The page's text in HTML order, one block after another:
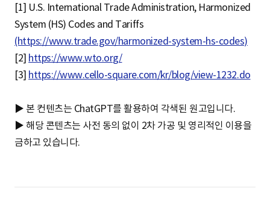
[1] U.S. International Trade Administration, Harmonized
System (HS) Codes and Tariffs
(https://www.trade.gov/harmonized-system-hs-codes)
[2] https://www.wto.org/
[3] https://www.cello-square.com/kr/blog/view-1232.do
▶ 본 컨텐츠는 ChatGPT를 활용하여 각색된 원고입니다.
▶ 해당 콘텐츠는 사전 동의 없이 2차 가공 및 영리적인 이용을
금하고 있습니다.